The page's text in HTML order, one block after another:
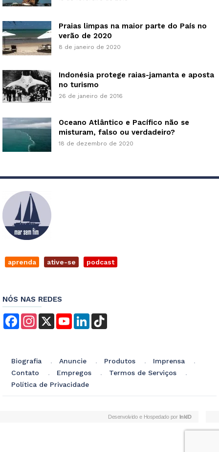
Praias limpas na maior parte do País no
verão de 2020
8 de janeiro de 2020
Indonésia protege raias-jamanta e aposta
no turismo
26 de janeiro de 2016
Oceano Atlântico e Pacífico não se
misturam, falso ou verdadeiro?
18 de dezembro de 2020
aprenda ative-se podcast
NÓS NAS REDES
FacebookInstagram
X YouTubeLinkedIn
Biografia Anuncie Produtos
Imprensa
Contato
Empregos
Termos de Serviços
Política de Privacidade
Desenvolvido e Hospedado por InkID